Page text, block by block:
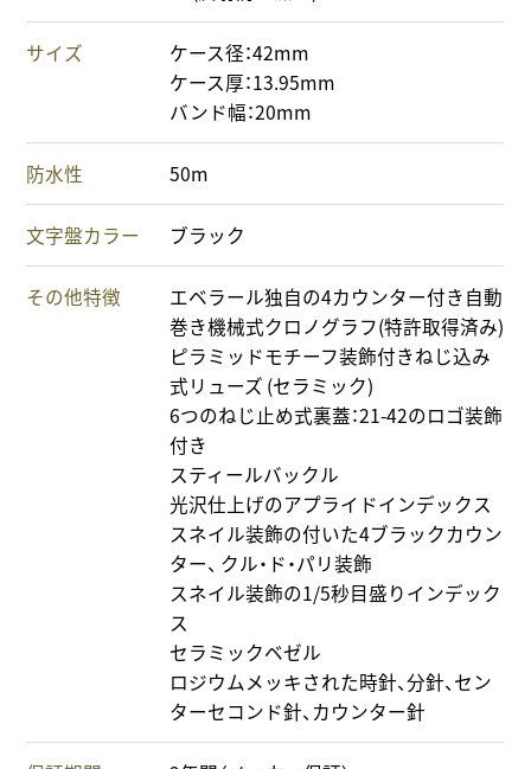
サイズ
ケース径：42mm
ケース厚：13.95mm
バンド幅：20mm
防水性 50m
文字盤カラー ブラック
その他特徴
エベラール独自の4カウンター付き自動
巻き機械式クロノグラフ(特許取得済み)
ピラミッドモチーフ装飾付きねじ込み
式リューズ (セラミック)
6つのねじ止め式裏蓋：21-42のロゴ装飾
付き
スティールバックル
光沢仕上げのアプライドインデックス
スネイル装飾の付いた4ブラックカウン
ター、 クル・ド・パリ装飾
スネイル装飾の1/5秒目盛りインデック
ス
セラミックベゼル
ロジウムメッキされた時針、分針、セン
ターセコンド針、カウンター針